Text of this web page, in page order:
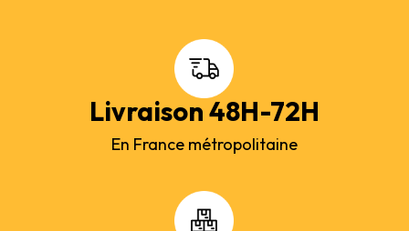
Livraison 48H-72H
En France métropolitaine